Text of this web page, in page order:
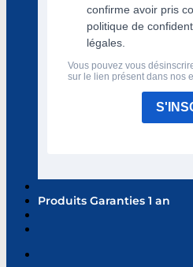
confirme avoir pris
politique de
légales.
Vous pouvez vous
sur le lien présent dans nos
Produits Garanties 1 an